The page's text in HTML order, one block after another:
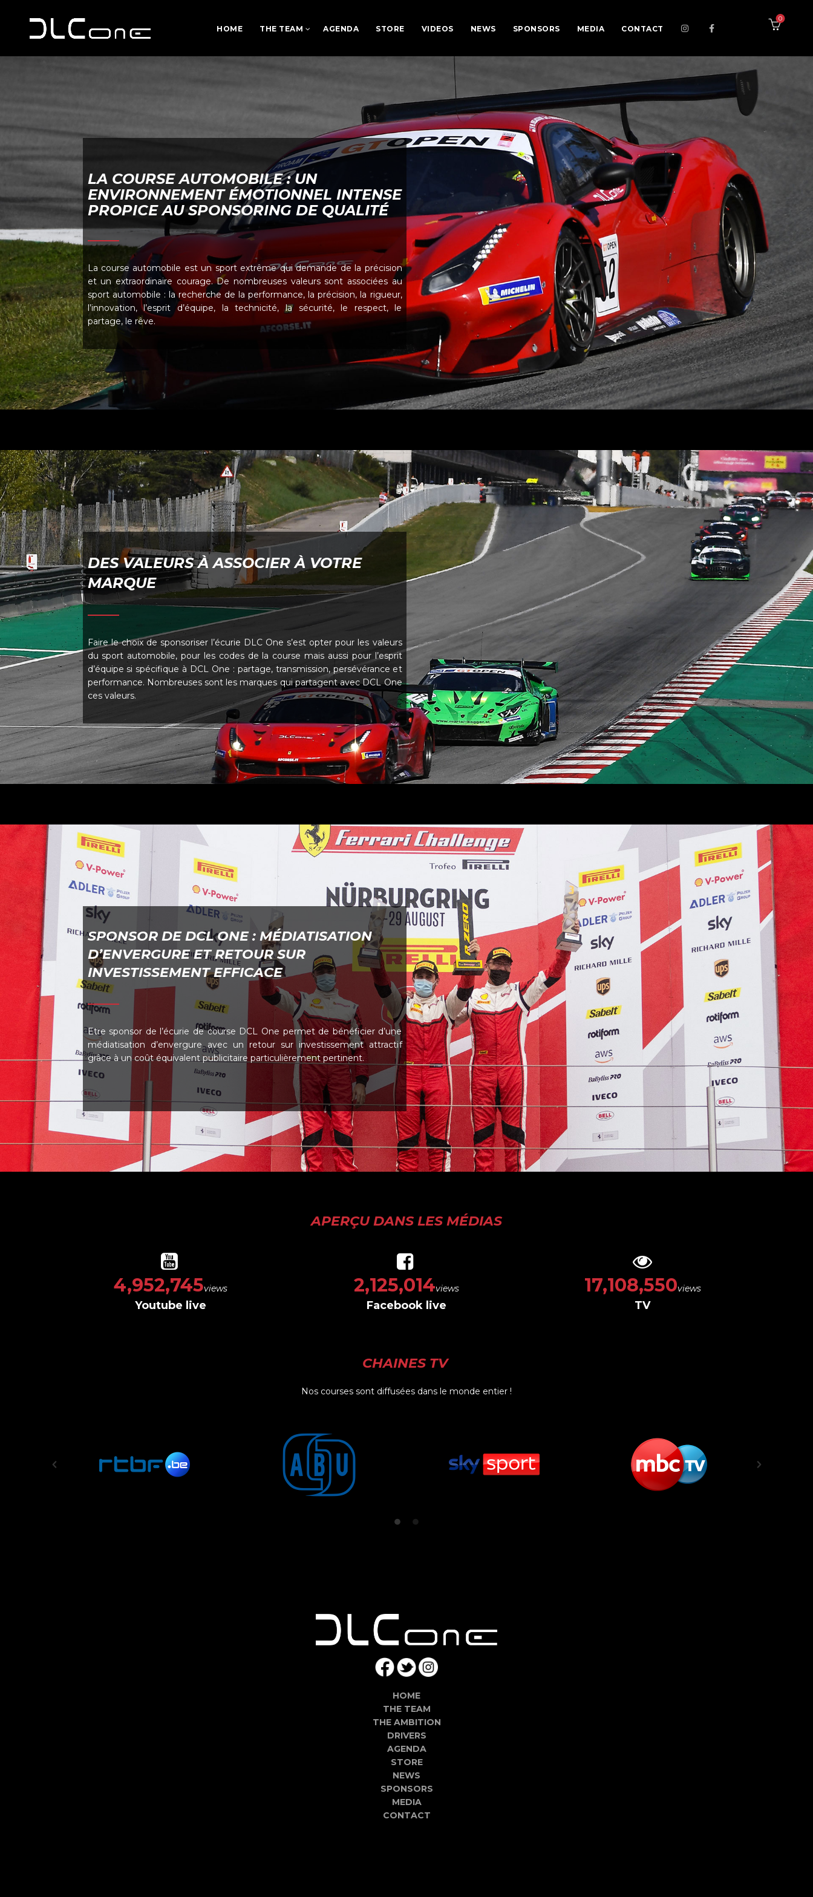
HOME THE TEAM AGENDA STORE VIDEOS NEWS SPONSORS MEDIA CONTACT
0
LA COURSE AUTOMOBILE : UN
ENVIRONNEMENT ÉMOTIONNEL INTENSE
PROPICE AU SPONSORING DE QUALITÉ
La course automobile est un sport extrême qui demande de la précision
et un extraordinaire courage. De nombreuses valeurs sont associées au
sport automobile : la recherche de la performance, la précision, la rigueur,
l’innovation, l’esprit d’équipe, la technicité, la sécurité, le respect, le
partage, le rêve.
DES VALEURS À ASSOCIER À VOTRE
MARQUE
Faire le choix de sponsoriser l’écurie DLC One s’est opter pour les valeurs
du sport automobile, pour les codes de la course mais aussi pour l’esprit
d’équipe si spécifique à DCL One : partage, transmission, persévérance et
performance. Nombreuses sont les marques qui partagent avec DCL One
ces valeurs.
SPONSOR DE DCL ONE : MÉDIATISATION
D’ENVERGURE ET RETOUR SUR
INVESTISSEMENT EFFICACE
Etre sponsor de l’écurie de course DCL One permet de bénéficier d’une
médiatisation d’envergure avec un retour sur investissement attractif
grâce à un coût équivalent publicitaire particulièrement pertinent.
APERÇU DANS LES MÉDIAS
5,176,980views
Youtube live
2,406,709views
Facebook live
19,864,874views
TV
CHAINES TV
Nos courses sont diffusées dans le monde entier !
HOME
THE TEAM
THE AMBITION
DRIVERS
AGENDA
STORE
NEWS
SPONSORS
MEDIA
CONTACT